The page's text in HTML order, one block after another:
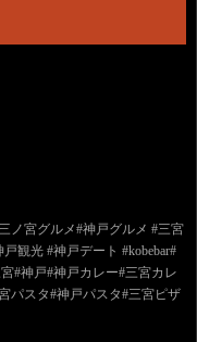
ノ宮グルメ#神戸グルメ #三宮
観光 #神戸デート #kobebar#
#神戸#神戸カレー#三宮カレ
パスタ#神戸パスタ#三宮ピザ